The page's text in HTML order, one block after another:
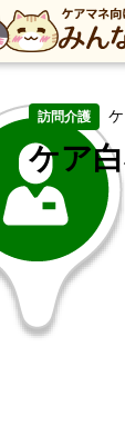
東京都 新宿区
訪問介護
ケア